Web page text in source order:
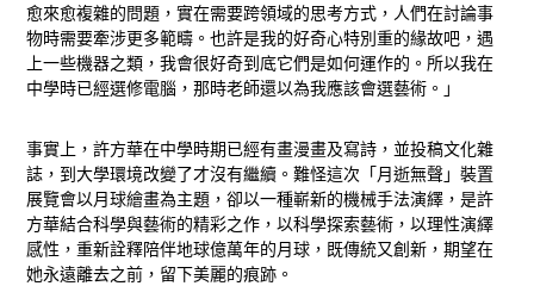
愈來愈複雜的問題，實在需要跨領域的思考方式，人們在討論事
物時需要牽涉更多範疇。也許是我的好奇心特別重的緣故吧，遇
上一些機器之類，我會很好奇到底它們是如何運作的。所以我在
中學時已經選修電腦，那時老師還以為我應該會選藝術。」
事實上，許方華在中學時期已經有畫漫畫及寫詩，並投稿文化雜
誌，到大學環境改變了才沒有繼續。難怪這次「月逝無聲」裝置
展覽會以月球繪畫為主題，卻以一種嶄新的機械手法演繹，是許
方華結合科學與藝術的精彩之作，以科學探索藝術，以理性演繹
感性，重新詮釋陪伴地球億萬年的月球，既傳統又創新，期望在
她永遠離去之前，留下美麗的痕跡。